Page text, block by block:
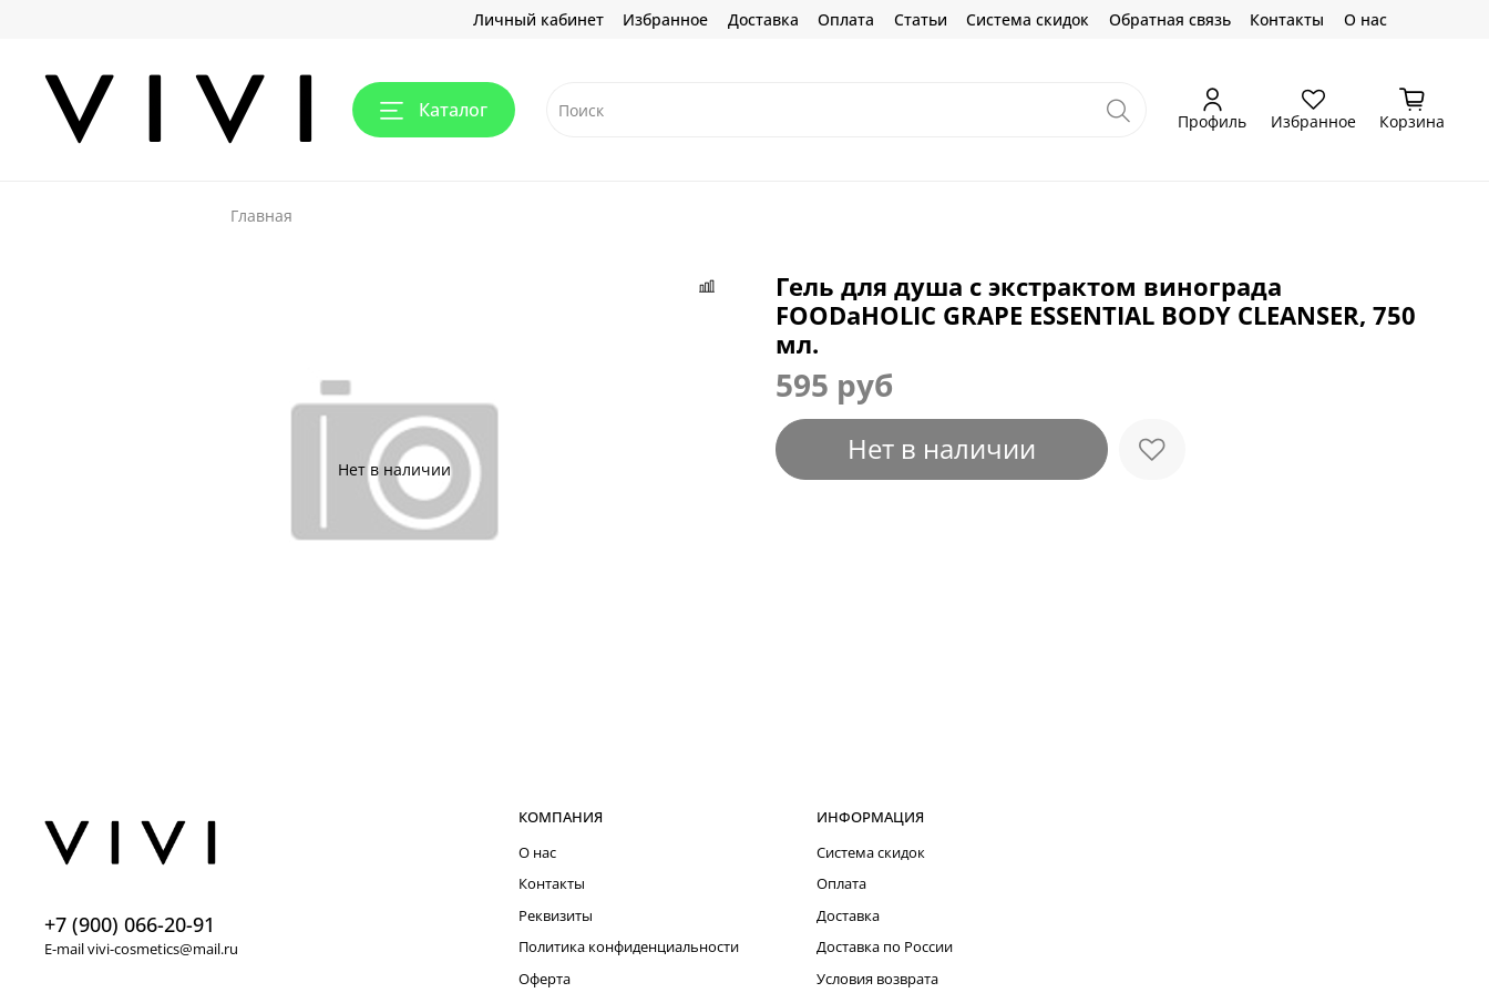
Личный кабинет Избранное Доставка Оплата Статьи Система скидок Обратная связь Контакты О нас
Каталог Профиль Избранное Корзина
Главная
Нет в наличии
Гель для душа с экстрактом винограда
FOODaHOLIC GRAPE ESSENTIAL BODY CLEANSER, 750
мл.
595 руб
Нет в наличии
КОМПАНИЯ
О нас
Контакты
Реквизиты
Политика конфиденциальности
Оферта
ИНФОРМАЦИЯ
Система скидок
Оплата
Доставка
Доставка по России
Условия возврата
+7 (900) 066-20-91
E-mail vivi-cosmetics@mail.ru